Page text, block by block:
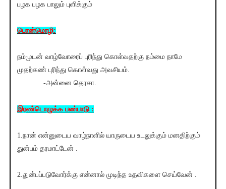
பழக பழக பாலும் புளிக்கும்
பொன்மொழி:
நம்முடன் வாழ்வோரைப் புரிந்து கொள்வதற்கு நம்மை நாமே
முதற்கண் புரிந்து கொள்வது அவசியம்.
-அன்னை தெரசா.
இரண்டொழுக்க பண்பாடு :
1.நான் என்னுடைய வாழ்நாளில் யாருடைய உடலுக்கும் மனதிற்கும்
துன்பம் தரமாட்டேன் .
2.துன்பப்படுவோர்க்கு என்னால் முடிந்த உதவிகளை செய்வேன் .